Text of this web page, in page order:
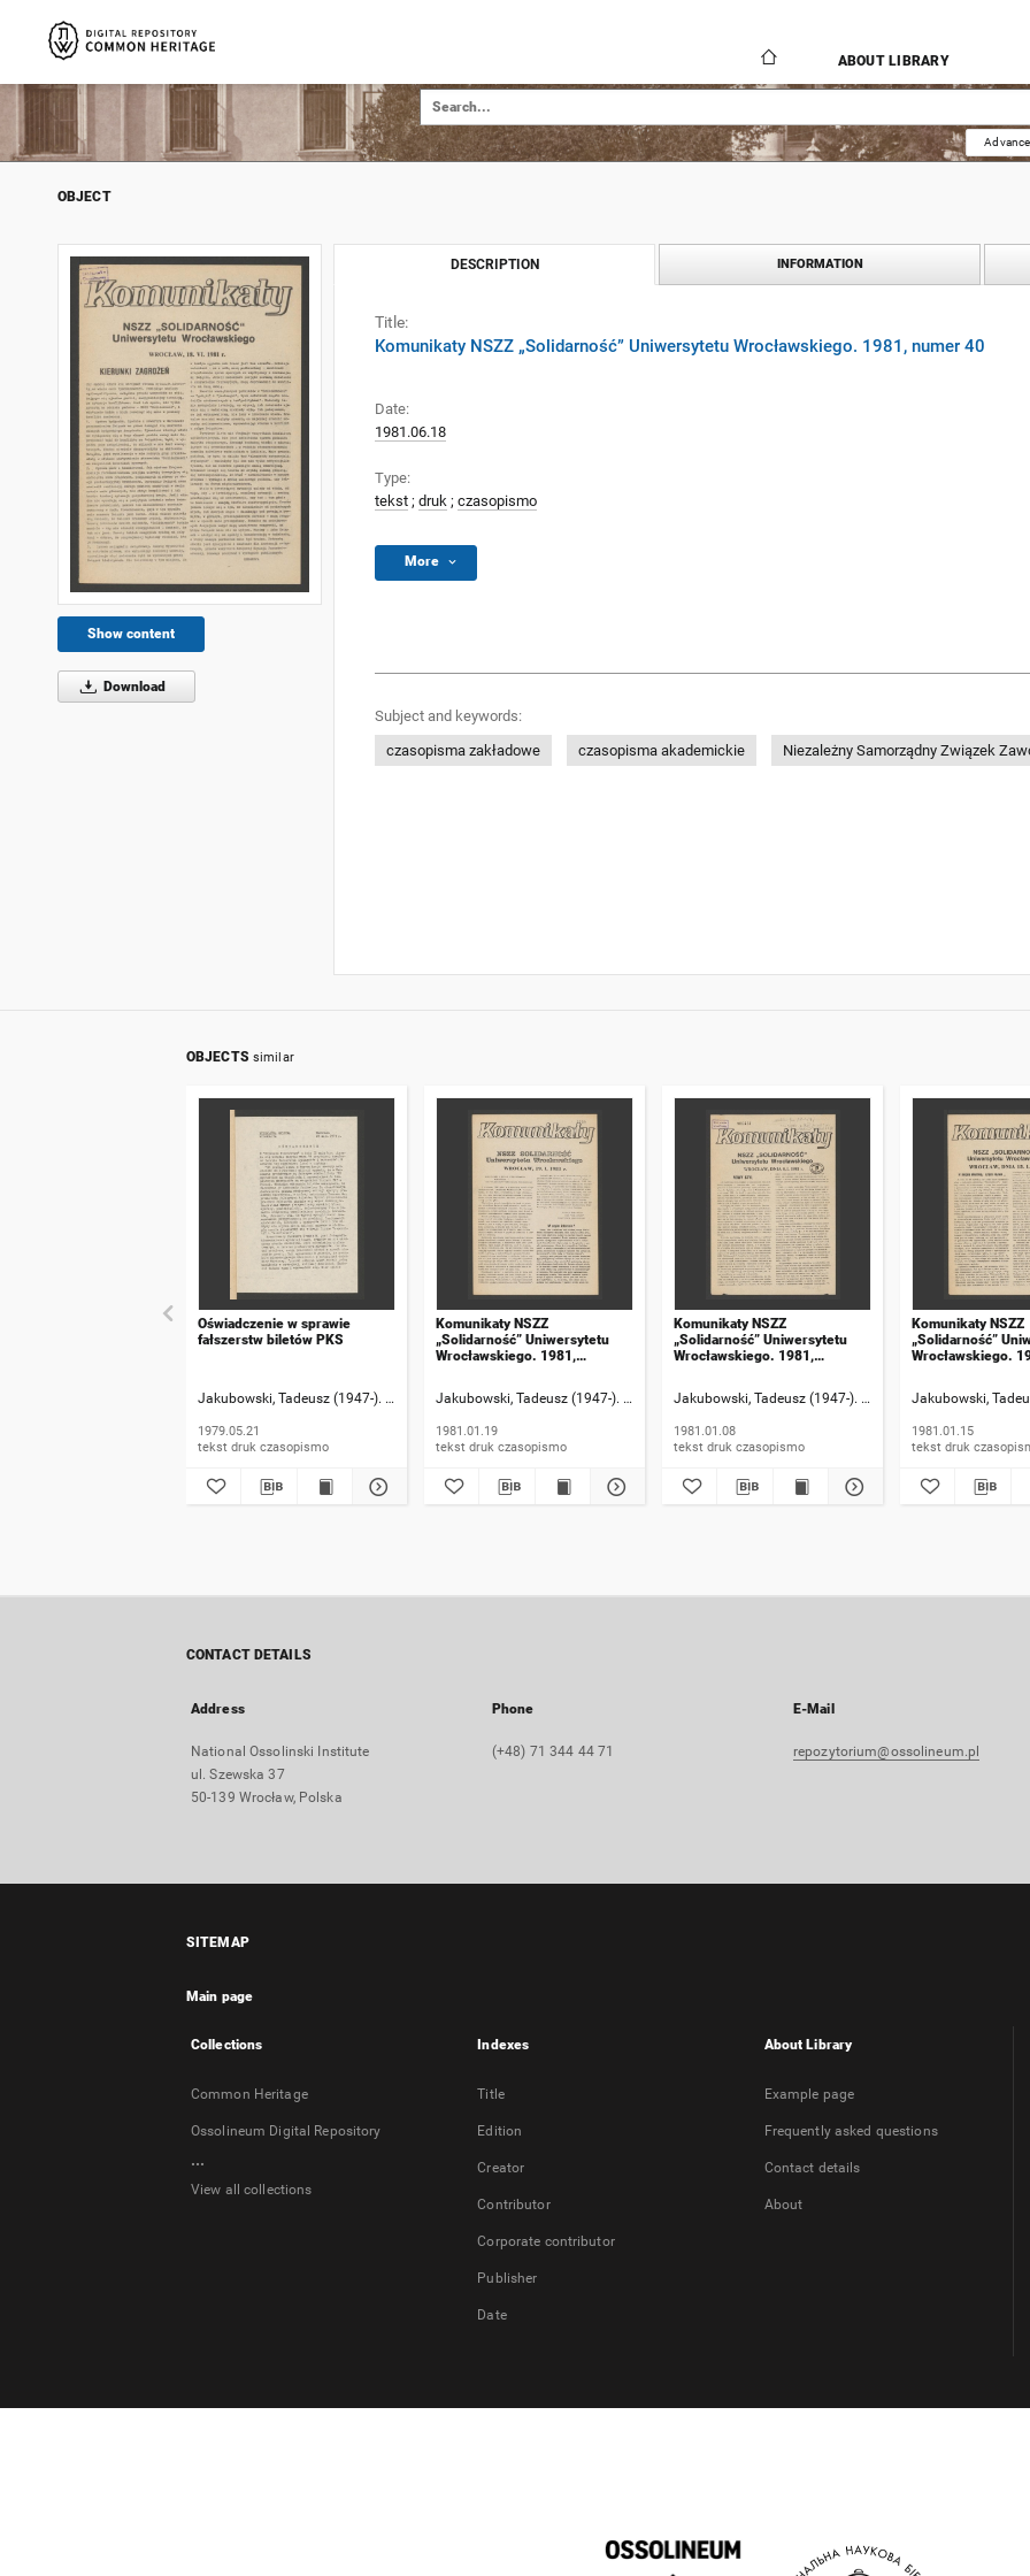
ABOUT LIBRARY
OBJECT
Show content
Download
DESCRIPTION INFORMATION
Title:
Komunikaty NSZZ „Solidarność” Uniwersytetu Wrocławskiego. 1981, numer 40
Date:
1981.06.18
Type:
tekst ; druk ; czasopismo
More
Subject and keywords:
czasopisma zakładowe
czasopisma akademickie Niezależny Samorządny Związek
OBJECTS similar
Oświadczenie w sprawie
fałszerstw biletów PKS
Jakubowski, Tadeusz (1947-). Rzecznik informacji
1979.05.21
tekst druk czasopismo
Komunikaty NSZZ
„Solidarność” Uniwersytetu
Wrocławskiego. 1981,
Jakubowski, Tadeusz (1947-). Rzecznik informacji
1981.01.19
tekst druk czasopismo
Komunikaty NSZZ
„Solidarność” Uniwersytetu
Wrocławskiego. 1981,
Jakubowski, Tadeusz (1947-). Rzecznik informacji
1981.01.08
tekst druk czasopismo
Komunikaty NSZZ
„Solidarność”
Wrocławskiego.
Jakubowski,
1981.01.15
tekst druk
CONTACT DETAILS
Address
National Ossolinski Institute
ul. Szewska 37
50-139 Wrocław, Polska
Phone
(+48) 71 344 44 71
E-Mail
repozytorium@ossolineum.pl
SITEMAP
Main page
Collections
Common Heritage
Ossolineum Digital Repository
...
View all collections
Indexes
Title
Edition
Creator
Contributor
Corporate contributor
Publisher
Date
About Library
Example page
Frequently asked questions
Contact details
About